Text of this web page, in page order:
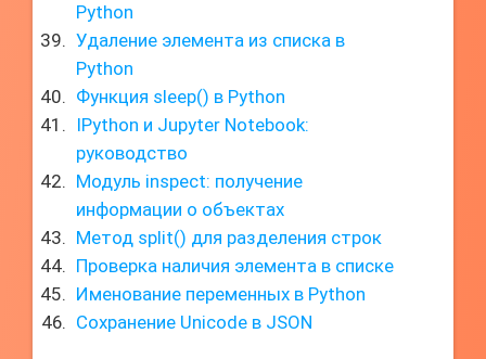
Python
Удаление элемента из списка в
Python
Функция sleep() в Python
IPython и Jupyter Notebook:
руководство
Модуль inspect: получение
информации о объектах
Метод split() для разделения строк
Проверка наличия элемента в списке
Именование переменных в Python
Сохранение Unicode в JSON